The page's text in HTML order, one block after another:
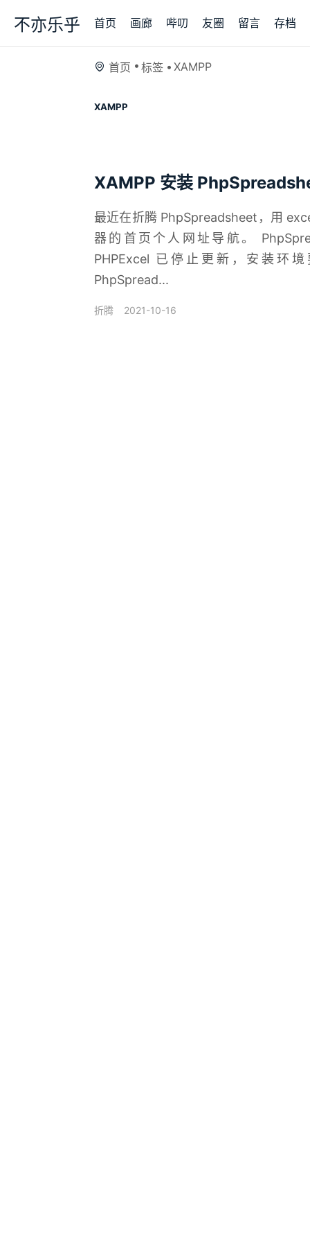
不亦乐乎 首页 画廊 哔叨 友圈 留言 存档
首页 标签 XAMPP
XAMPP
XAMPP 安装
最近在折腾 PhpSpreadsheet，用
器的首页个人网址导航。
PHPExcel 已停止更新，安装环
PhpSpread...
折腾 2021-10-16